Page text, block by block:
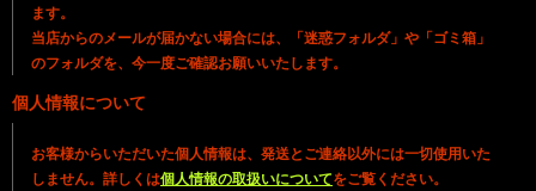
ます。
当店からのメールが届かない場合には、「迷惑フォルダ」や「ゴミ箱」
のフォルダを、今一度ご確認お願いいたします。
個人情報について
お客様からいただいた個人情報は、発送とご連絡以外には一切使用いた
しません。詳しくは個人情報の取扱いについてをご覧ください。